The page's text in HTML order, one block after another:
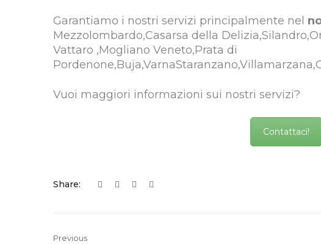
Garantiamo i nostri servizi principalmente nel
Mezzolombardo,Casarsa della
Vattaro ,Mogliano Veneto,Prata di
Vuoi maggiori informazioni sui nostri servizi?
Contattaci!
Share:
Previous